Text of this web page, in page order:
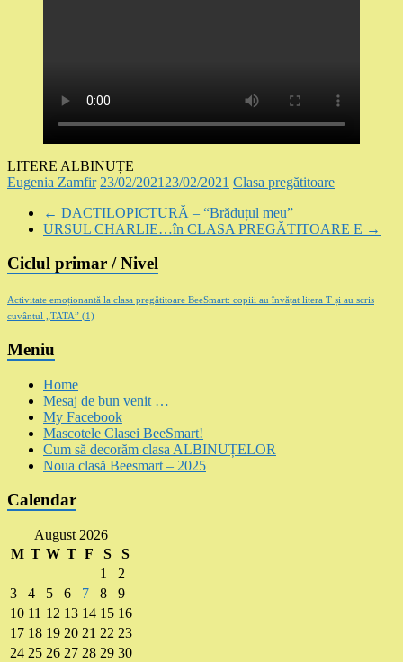
LITERE ALBINUȚE
Eugenia Zamfir 23/02/2021 23/02/2021 Clasa pregătitoare
← DACTILOPICTURĂ – “Brăduțul meu”
URSUL CHARLIE…în CLASA PREGĂTITOARE E →
Ciclul primar / Nivel
Activitate emoționantă la clasa pregătitoare BeeSmart: copiii au învățat litera T și au scris
cuvântul „TATA” (1)
Meniu
Home
Mesaj de bun venit …
My Facebook
Mascotele Clasei BeeSmart!
Cum să decorăm clasa ALBINUȚELOR
Noua clasă Beesmart – 2025
Calendar
August 2026
M T W T F S
S
1
2
3
4 5 6 7 8
9
10 11 12 13 14 15 16
17 18 19 20 21 22 23
24 25 26 27 28 29 30